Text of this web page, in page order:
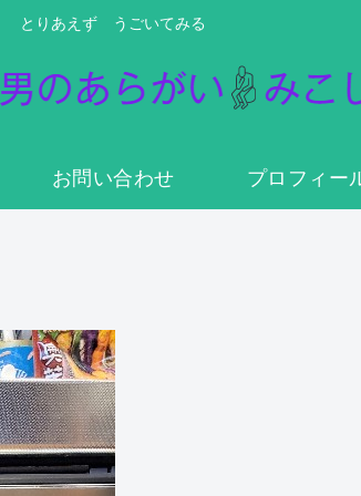
とりあえず うごいてみる
お問い合わせ プロフィー